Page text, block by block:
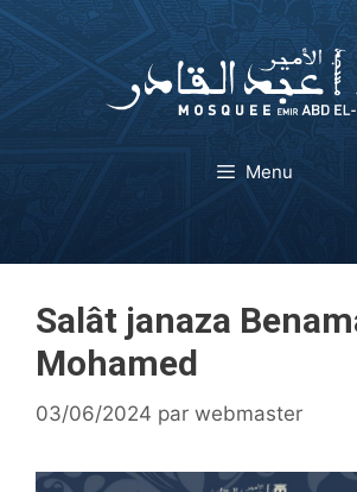
Aller
au
contenu
Menu
Salât janaza
Mohamed
03/06/2024 par webmaster